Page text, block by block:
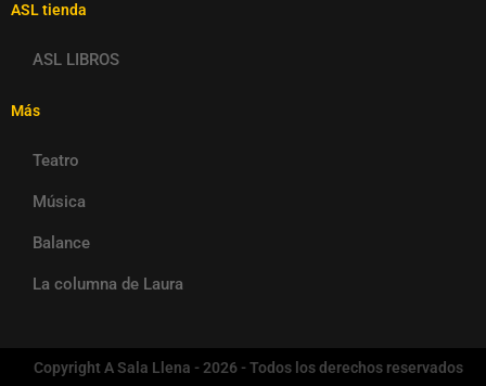
ASL tienda
ASL LIBROS
Más
Teatro
Música
Balance
La columna de Laura
Copyright A Sala Llena - 2026 - Todos los derechos reservados